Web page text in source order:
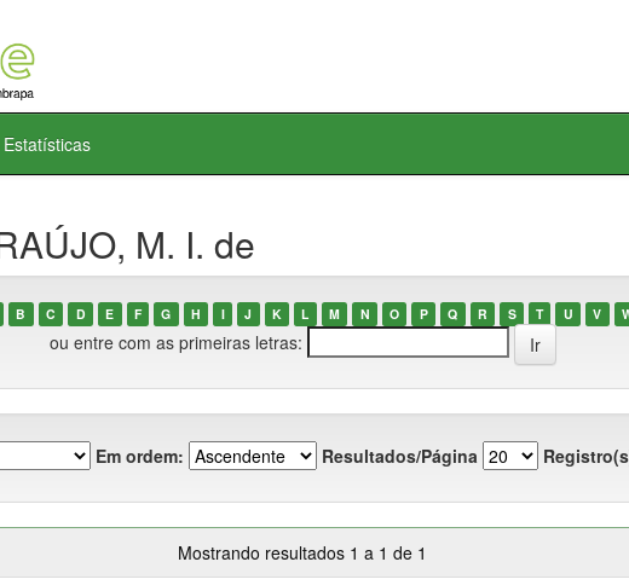
Estatísticas
M. I. de
B C D E F G H I J K L M N O P Q R S T U V
ou entre com as primeiras letras:
Em ordem: Resultados/Página
Mostrando resultados 1 a 1 de 1